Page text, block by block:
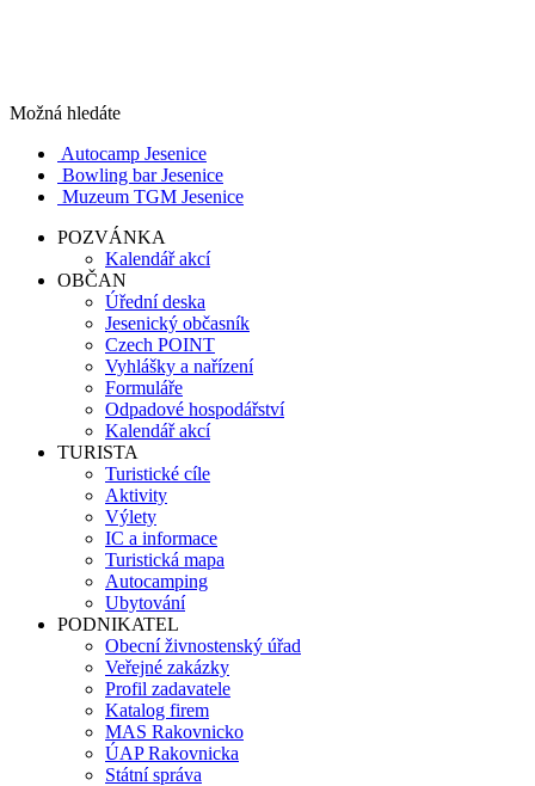
Možná hledáte
Autocamp Jesenice
Bowling bar Jesenice
Muzeum TGM Jesenice
POZVÁNKA
Kalendář akcí
OBČAN
Úřední deska
Jesenický občasník
Czech POINT
Vyhlášky a nařízení
Formuláře
Odpadové hospodářství
Kalendář akcí
TURISTA
Turistické cíle
Aktivity
Výlety
IC a informace
Turistická mapa
Autocamping
Ubytování
PODNIKATEL
Obecní živnostenský úřad
Veřejné zakázky
Profil zadavatele
Katalog firem
MAS Rakovnicko
ÚAP Rakovnicka
Státní správa